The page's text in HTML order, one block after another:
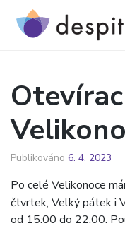
content
Publikováno 6. 4. 2023
Po celé Velikonoce
čtvrtek, Velký pátek i
od 15:00 do 22:00.